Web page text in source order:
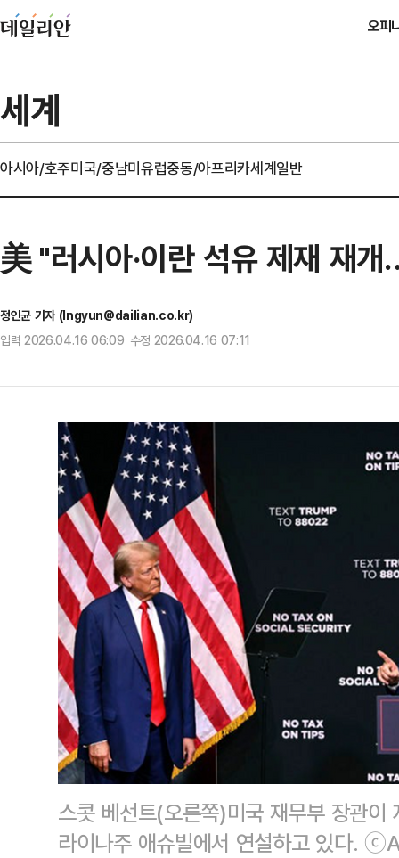
오피
세계
아시아/호주미국/중남미유럽중동/아프리카세계일반
美 "러시아·이란 석유 제재 재
정인균 기자 (Ingyun@dailian.co.kr)
입력 2026.04.16 06:09 수정 2026.04.16 07:11
스콧 베선트(오른쪽)미국 재무부 장관
라이나주 애슈빌에서 연설하고 있다.